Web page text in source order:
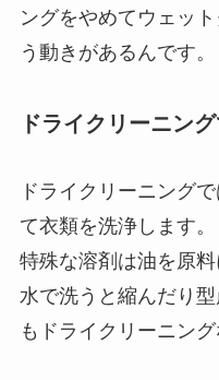
ングをやめてウェッ
う動きがあるんです。
ドライクリーニン
ドライクリーニング
て衣類を洗浄します。
特殊な溶剤は油を原料
水で洗うと縮んだり
もドライクリーニン